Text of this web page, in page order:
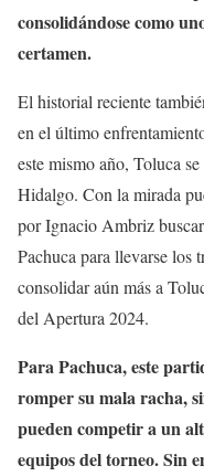
consolidándose como
certamen.
El historial reciente
en el último
este mismo año, Toluca
Hidalgo. Con la mirada
por Ignacio Ambriz
Pachuca para llevarse los
consolidar aún más a
del Apertura 2024.
Para Pachuca, este
romper su mala racha,
pueden competir a un
equipos del torneo. Sin